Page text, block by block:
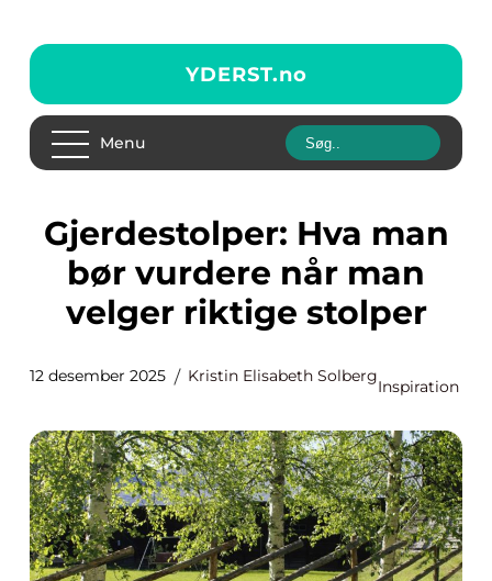
YDERST.no
Menu
Gjerdestolper: Hva man
bør vurdere når man
velger riktige stolper
12 desember 2025 Kristin Elisabeth Solberg
Inspiration